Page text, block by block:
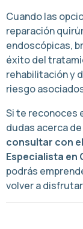
Cuando las
reparación
endoscópicas,
éxito del
rehabilitación y
riesgo
Si te reconoces
dudas acerca
consultar con
Especialista en
podrás
volver a